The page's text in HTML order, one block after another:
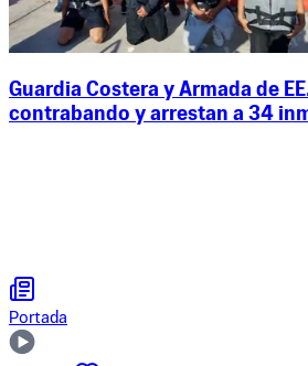
Guardia Costera y Armada de
contrabando y arrestan a 34
Portada